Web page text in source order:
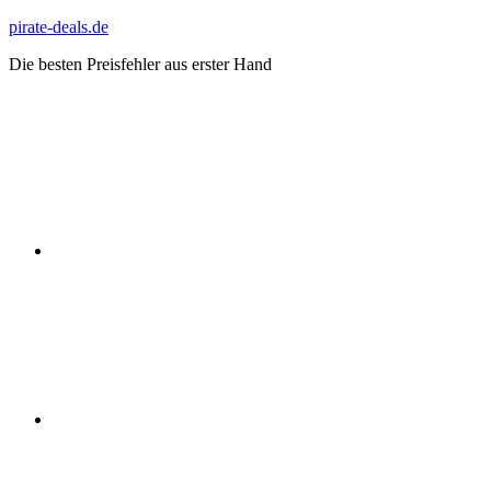
Zum
springen
pirate-deals.de
Die besten Preisfehler aus erster Hand